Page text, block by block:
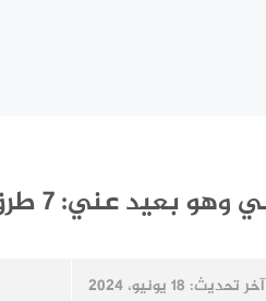
ناجحة لمصالحة حبيبك أينما كان
آخر تحديث: 18 يونيو، 2024